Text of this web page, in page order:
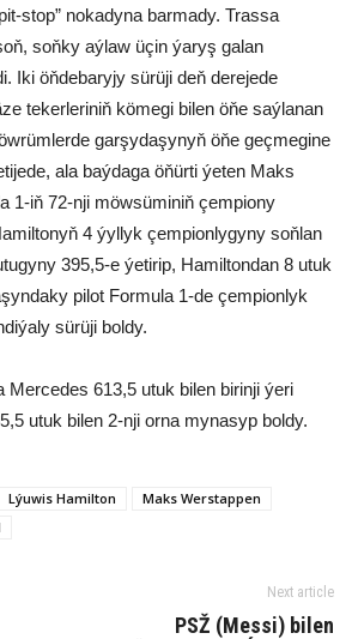
stop” nokadyna barmady. Trassa
soňky aýlaw üçin ýaryş galan
Iki öňdebaryjy sürüji deň derejede
tekerleriniň kömegi bilen öňe saýlanan
garşydaşynyň öňe geçmegine
ala baýdaga öňürti ýeten Maks
1-iň 72-nji möwsüminiň çempiony
4 ýyllyk çempionlygyny soňlan
395,5-e ýetirip, Hamiltondan 8 utuk
pilot Formula 1-de çempionlyk
sürüji boldy.
Mercedes 613,5 utuk bilen birinji ýeri
utuk bilen 2-nji orna mynasyp boldy.
Lýuwis Hamilton
Maks Werstappen
Next article
PSŽ (Messi) bilen